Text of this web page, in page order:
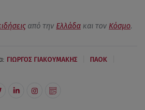
από την Ελλάδα και τον Κόσμο.
ΓΙΩΡΓΟΣ ΓΙΑΚΟΥΜΑΚΗΣ ΠΑΟΚ